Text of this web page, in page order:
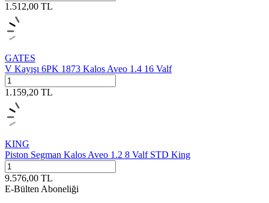
1.512,00 TL
GATES
V Kayışı 6PK 1873 Kalos Aveo 1.4 16 Valf
1.159,20 TL
KING
Piston Segman Kalos Aveo 1.2 8 Valf STD King
9.576,00 TL
E-Bülten Aboneliği